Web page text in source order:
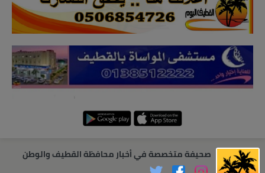
صحيفة متخصصة في أخبار محافظة القطيف والوطن